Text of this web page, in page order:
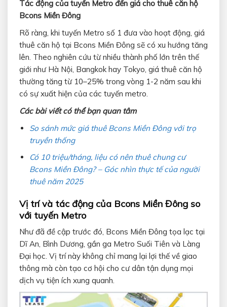
Tác động của tuyến Metro đến giá cho thuê căn hộ
Bcons Miền Đông
Rõ ràng, khi tuyến Metro số 1 đưa vào hoạt động, giá
thuê căn hộ tại Bcons Miền Đông sẽ có xu hướng tăng
lên. Theo nghiên cứu từ nhiều thành phố lớn trên thế
giới như Hà Nội, Bangkok hay Tokyo, giá thuê căn hộ
thường tăng từ 10–25% trong vòng 1-2 năm sau khi
có sự xuất hiện của các tuyến metro.
Các bài viết có thể bạn quan tâm
So sánh mức giá thuê Bcons Miền Đông với trọ
truyền thống
Có 10 triệu/tháng, liệu có nên thuê chung cư
Bcons Miền Đông? – Góc nhìn thực tế của người
thuê năm 2025
Vị trí và tác động của Bcons Miền Đông so
với tuyến Metro
Như đã đề cập trước đó, Bcons Miền Đông tọa lạc tại
Dĩ An, Bình Dương, gần ga Metro Suối Tiên và Làng
Đại học. Vị trí này không chỉ mang lại lợi thế về giao
thông mà còn tạo cơ hội cho cư dân tận dụng mọi
dịch vụ tiện ích xung quanh.